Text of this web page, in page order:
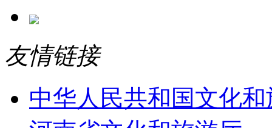
友情链接
中华人民共和国文化